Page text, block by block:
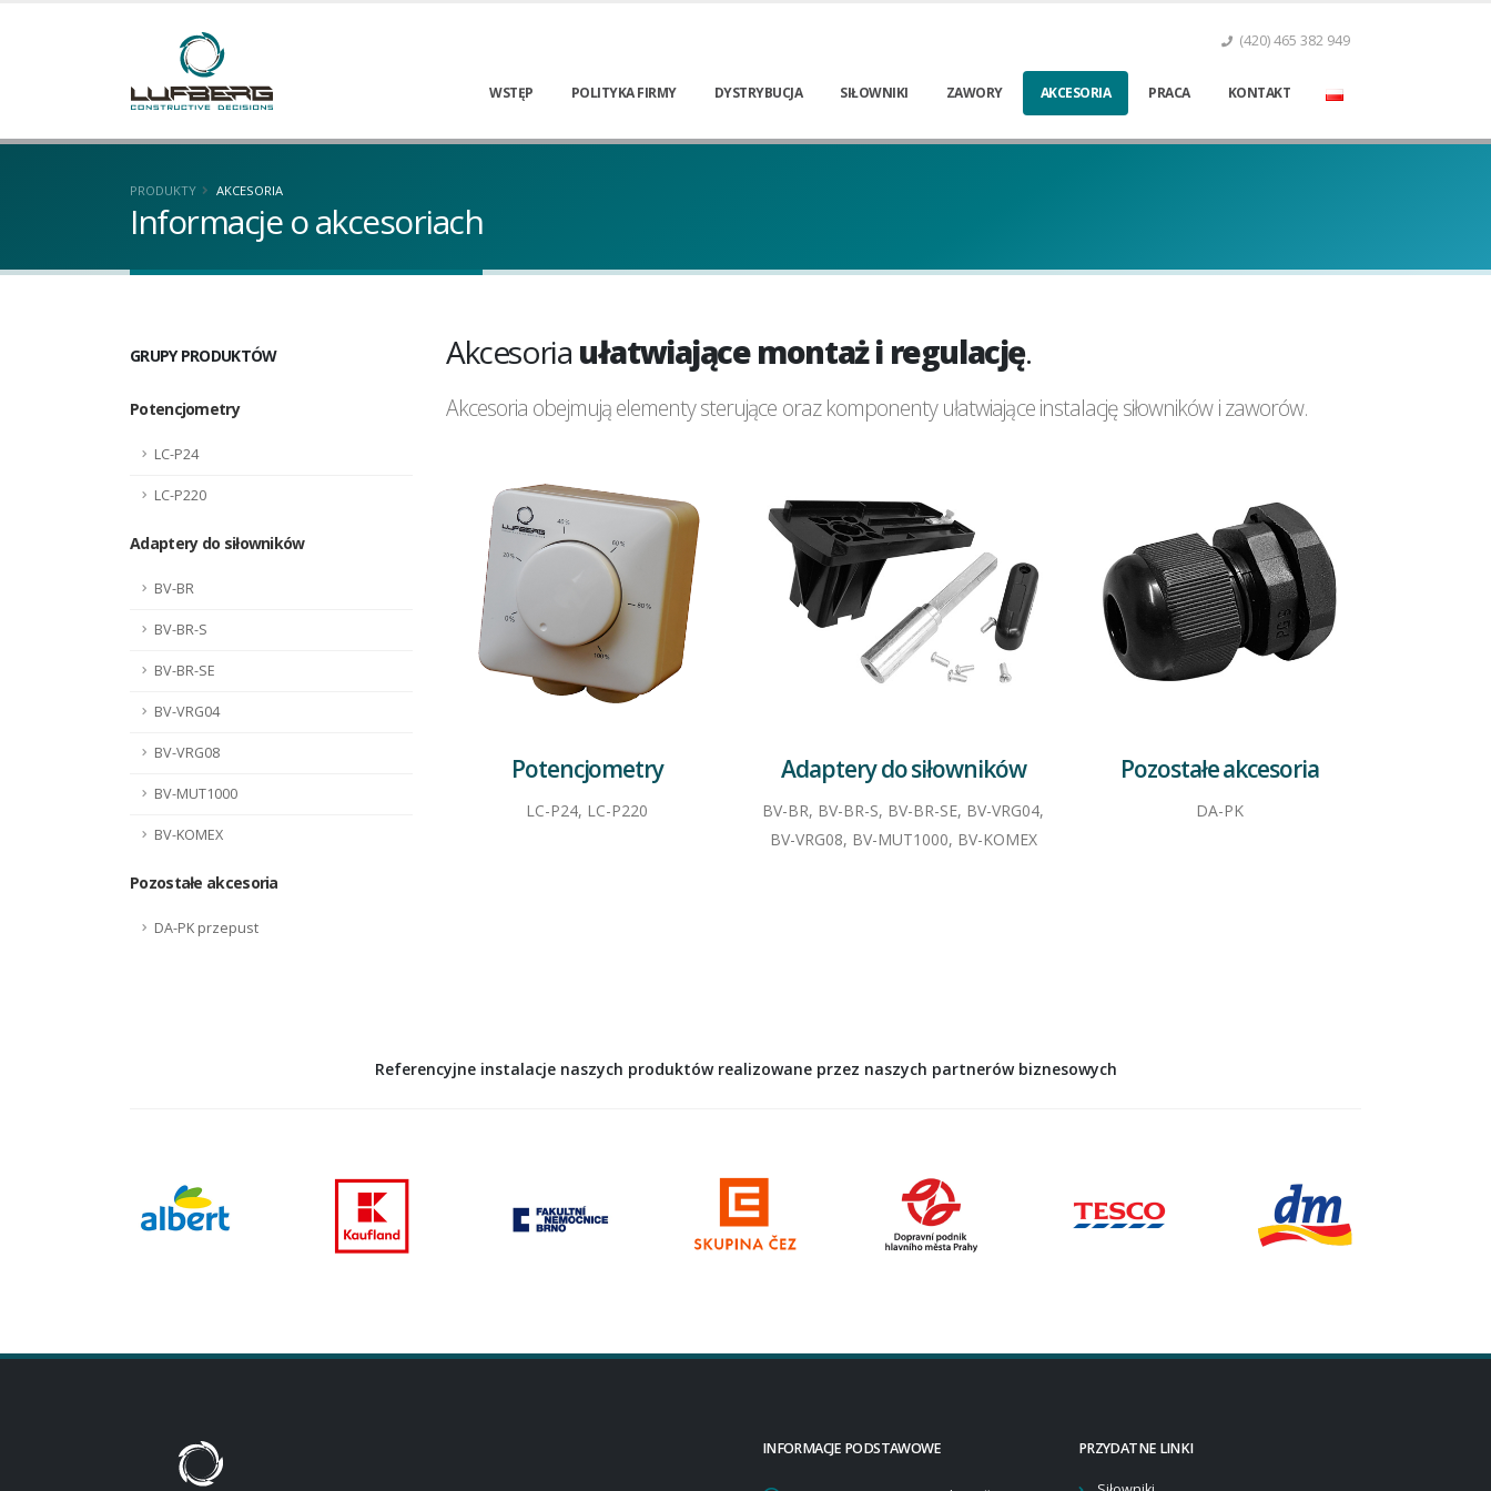
(420) 465 382 949
WSTĘP POLITYKA FIRMY DYSTRYBUCJA SIŁOWNIKI ZAWORY AKCESORIA PRACA KONTAKT
PRODUKTY AKCESORIA
Informacje o akcesoriach
Akcesoria ułatwiające montaż i regulację.
Akcesoria obejmują elementy sterujące oraz komponenty ułatwiające instalację siłowników i zaworów.
Potencjometry
LC-P24, LC-P220
Adaptery do siłowników
BV-BR, BV-BR-S, BV-BR-SE, BV-VRG04,
BV-VRG08, BV-MUT1000, BV-KOMEX
Pozostałe akcesoria
DA-PK
GRUPY PRODUKTÓW
Potencjometry
LC-P24
LC-P220
Adaptery do siłowników
BV-BR
BV-BR-S
BV-BR-SE
BV-VRG04
BV-VRG08
BV-MUT1000
BV-KOMEX
Pozostałe akcesoria
DA-PK przepust
Referencyjne instalacje naszych produktów realizowane przez naszych partnerów biznesowych
INFORMACJE PODSTAWOWE PRZYDATNE LINKI